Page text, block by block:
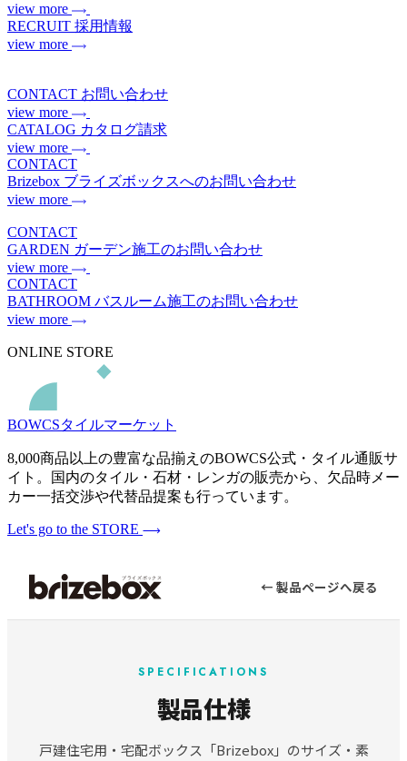
view more
RECRUIT 採用情報
view more
CONTACT お問い合わせ
view more
CATALOG カタログ請求
view more
CONTACT
Brizebox ブライズボックスへのお問い合わせ
view more
CONTACT
GARDEN ガーデン施工のお問い合わせ
view more
CONTACT
BATHROOM バスルーム施工のお問い合わせ
view more
ONLINE STORE
BOWCSタイルマーケット
8,000商品以上の豊富な品揃えのBOWCS公式・タイル通販サ
イト。国内のタイル・石材・レンガの販売から、欠品時メー
カー一括交渉や代替品提案も行っています。
Let's go to the STORE
← 製品ページへ戻る
SPECIFICATIONS
製品仕様
戸建住宅用・宅配ボックス「Brizebox」のサイズ・素